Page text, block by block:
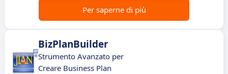
Per saperne di più
BizPlanBuilder
Strumento Avanzato per
Creare Business Plan